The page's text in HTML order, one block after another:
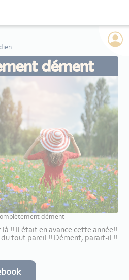
dément
dément
!! Il était en avance cette année!!
du tout pareil !! Dément, parait-il !!